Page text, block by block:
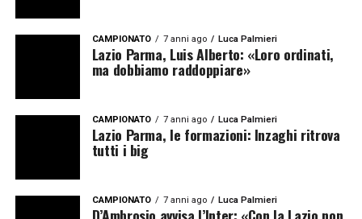
CAMPIONATO 7 anni ago Luca Palmieri
Lazio Parma, Luis Alberto: «Loro ordinati,
ma dobbiamo raddoppiare»
CAMPIONATO 7 anni ago Luca Palmieri
Lazio Parma, le formazioni: Inzaghi ritrova
tutti i big
CAMPIONATO 7 anni ago Luca Palmieri